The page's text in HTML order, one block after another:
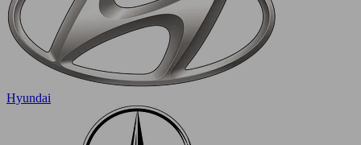
Hyundai